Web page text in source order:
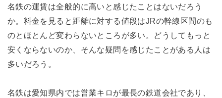
名鉄の運賃は全般的に高いと感じたことはないだろう
か。料金を見ると距離に対する値段はJRの幹線区間のも
のとほとんど変わらないところが多い。どうしてもっと
安くならないのか、そんな疑問を感じたことがある人は
多いだろう。
名鉄は愛知県内では営業キロが最長の鉄道会社であり、